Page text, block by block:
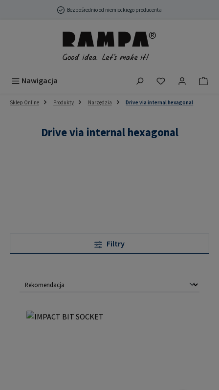
Przejdź do głównej zawartościBezpośrednio od niemieckiego producenta
Nawigacja Masz 0
Sklep Online Produkty Narzędzia Drive via internal hexagonal
Drive via internal hexagonal
Filtry